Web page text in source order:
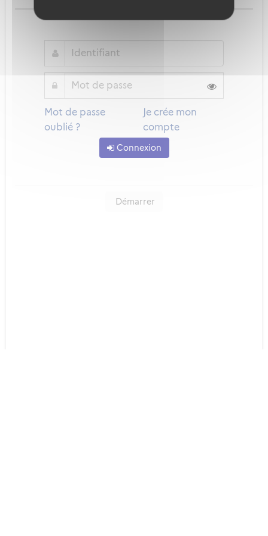
Mot de passe
oublié ?
Je crée mon
compte
Connexion
Démarrer